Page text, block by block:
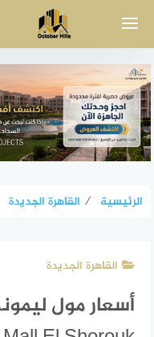
الرئيسية ⁄ القاهرة الجديدة
القاهرة الجديدة